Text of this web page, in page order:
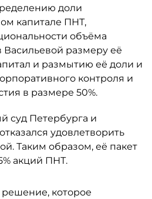
доли
капитале ПНТ,
объёма
размеру её
и размытию её доли и
контроля и
в размере 50%.
суд Петербурга и
удовлетворить
Таким образом, её пакет
акций ПНТ.
решение, которое